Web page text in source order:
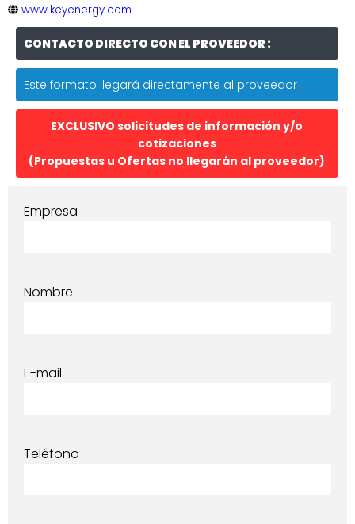
www.keyenergy.com
CONTACTO DIRECTO CON EL PROVEEDOR :
Este formato llegará directamente al proveedor
EXCLUSIVO solicitudes de información y/o
cotizaciones
(Propuestas u Ofertas no llegarán al proveedor)
Empresa
Nombre
E-mail
Teléfono